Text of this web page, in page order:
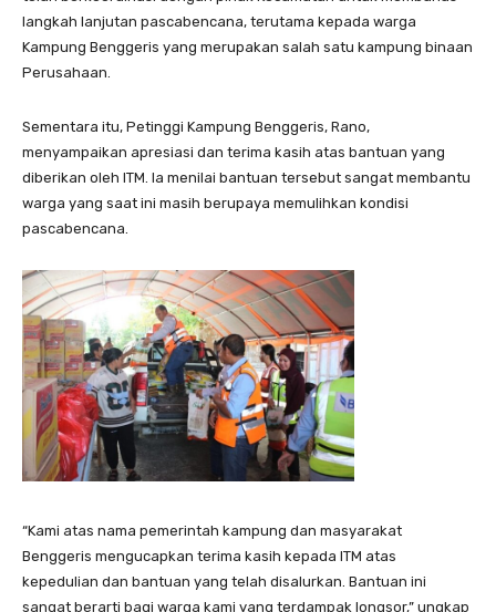
langkah lanjutan pascabencana, terutama kepada warga
Kampung Benggeris yang merupakan salah satu kampung binaan
Perusahaan.
Sementara itu, Petinggi Kampung Benggeris, Rano,
menyampaikan apresiasi dan terima kasih atas bantuan yang
diberikan oleh ITM. Ia menilai bantuan tersebut sangat membantu
warga yang saat ini masih berupaya memulihkan kondisi
pascabencana.
“Kami atas nama pemerintah kampung dan masyarakat
Benggeris mengucapkan terima kasih kepada ITM atas
kepedulian dan bantuan yang telah disalurkan. Bantuan ini
sangat berarti bagi warga kami yang terdampak longsor,” ungkap